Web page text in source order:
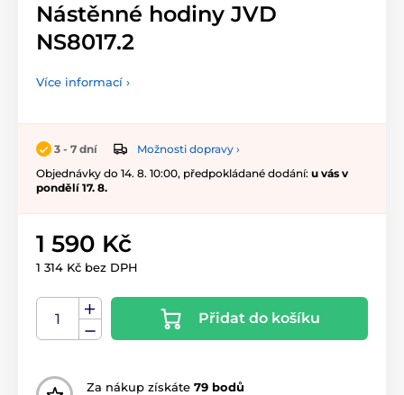
Nástěnné hodiny JVD
NS8017.2
Více informací ›
3 - 7 dní
Možnosti dopravy ›
Objednávky do 14. 8. 10:00, předpokládané dodání: u vás v
pondělí 17. 8.
1 590 Kč
1 314 Kč bez DPH
Přidat do košíku
Za nákup získáte 79 bodů